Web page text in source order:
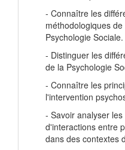
- Connaître les
méthodologiques
Psychologie Sociale.
- Distinguer les
de la Psychologie
- Connaître les
l'intervention
- Savoir analyser
d'interactions entre
dans des contextes